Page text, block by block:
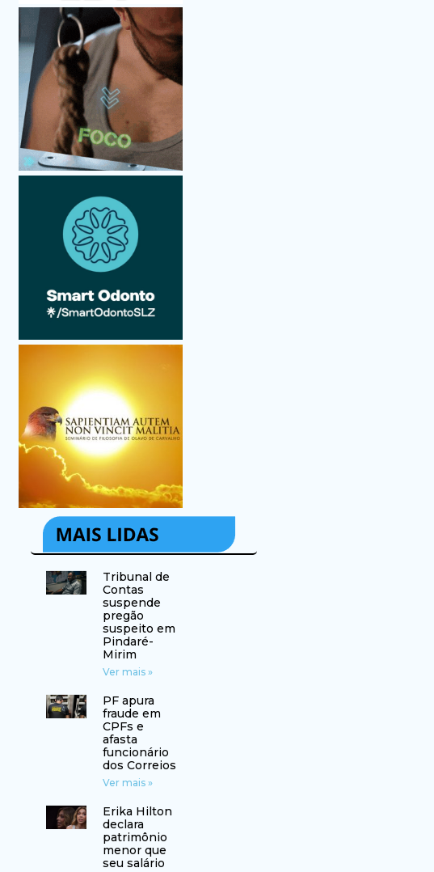
Tribunal de
Contas
suspende
pregão
suspeito em
Pindaré-
Mirim
Ver mais »
PF apura
fraude em
CPFs e
afasta
funcionário
dos Correios
Ver mais »
Erika Hilton
declara
patrimônio
menor que
seu salário